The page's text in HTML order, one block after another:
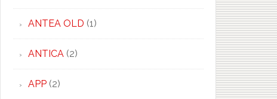
ANTEA OLD(1)
ANTICA(2)
APP(2)